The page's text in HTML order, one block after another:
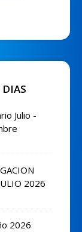
Julio -
2026
2026